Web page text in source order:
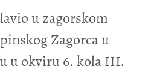
u zagorskom
Zagorca u
u okviru 6. kola III.